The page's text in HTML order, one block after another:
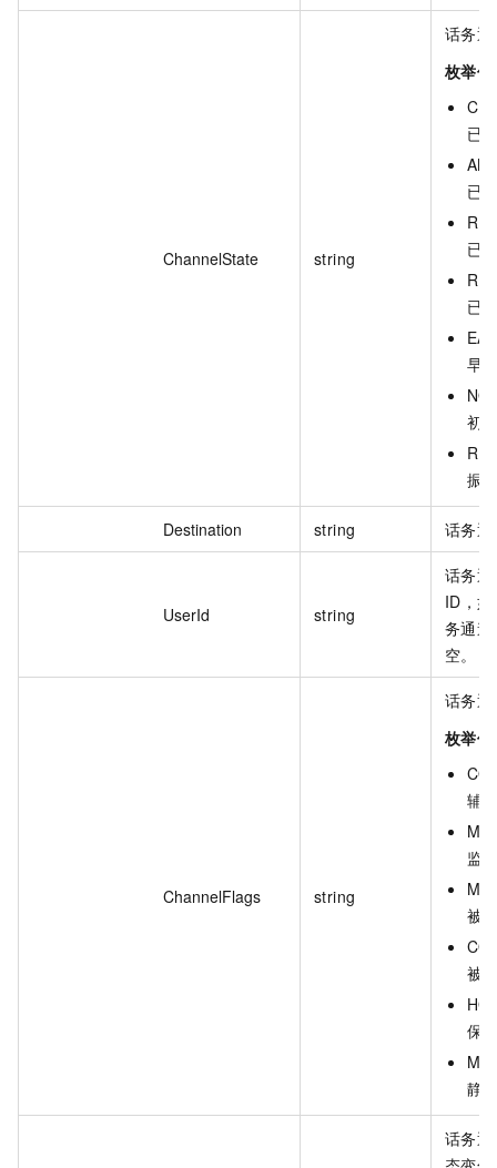
ChannelState string
话务
枚举值
已
已
已
已
早
初
振
Destination string 话务
UserId string
话务
ID，
务通
空。
ChannelFlags string
话务
枚举值
辅
监
被
被
保
静
话务